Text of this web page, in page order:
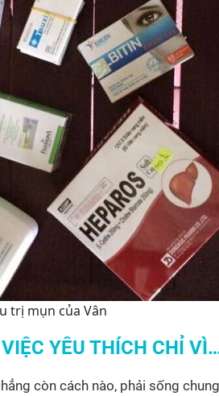
trị mụn của Vân
YÊU THÍCH CHỈ
còn cách nào, phải sống